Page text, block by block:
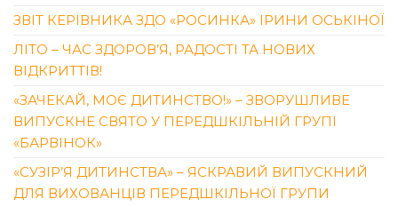
ЗВІТ КЕРІВНИКА ЗДО «РОСИНКА» ІРИНИ ОСЬКІНОЇ
ЛІТО – ЧАС ЗДОРОВ’Я, РАДОСТІ ТА НОВИХ
ВІДКРИТТІВ!
«ЗАЧЕКАЙ, МОЄ ДИТИНСТВО!» – ЗВОРУШЛИВЕ
ВИПУСКНЕ СВЯТО У ПЕРЕДШКІЛЬНІЙ ГРУПІ
«БАРВІНОК»
«СУЗІР’Я ДИТИНСТВА» – ЯСКРАВИЙ ВИПУСКНИЙ
ДЛЯ ВИХОВАНЦІВ ПЕРЕДШКІЛЬНОЇ ГРУПИ